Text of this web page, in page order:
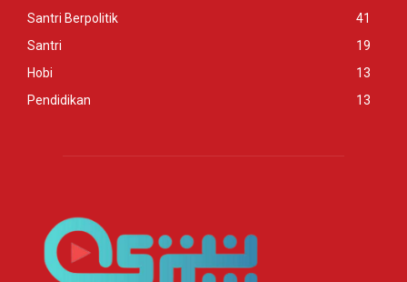
Santri Berpolitik
41
Santri
19
Hobi
13
Pendidikan
13